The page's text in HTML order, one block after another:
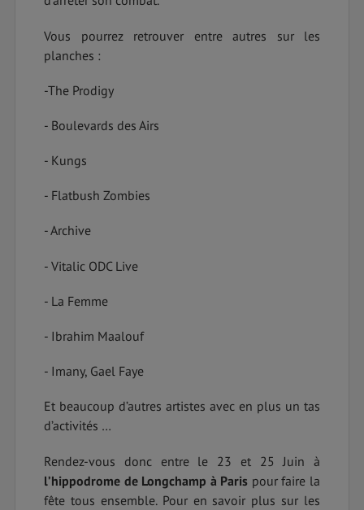
Vous pourrez retrouver entre autres sur les
planches :
-The Prodigy
- Boulevards des Airs
- Kungs
- Flatbush Zombies
- Archive
- Vitalic ODC Live
- La Femme
- Ibrahim Maalouf
- Imany, Gael Faye
Et beaucoup d’autres artistes avec en plus un tas
d’activités …
Rendez-vous donc entre le 23 et 25 Juin à
l’hippodrome de Longchamp à Paris pour faire la
fête tous ensemble. Pour en savoir plus sur les